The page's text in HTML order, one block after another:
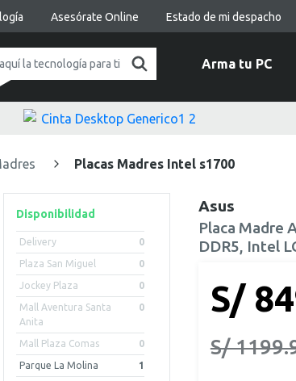
Asesórate Online Estado de mi despacho
Arma tu PC
Placas Madres Intel s1700
Disponibilidad
Delivery 0
Plaza San Miguel 0
Jockey Plaza 0
Mall Aventura Santa
Anita
0
Mall Plaza Comas 0
Parque La Molina 1
Asus
Placa Madre
DDR5, Intel
S/
S/